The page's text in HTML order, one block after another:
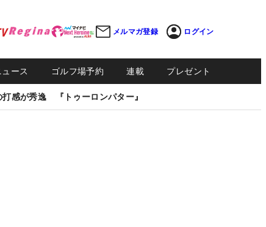
メルマガ登録 ログイン
ース ゴルフ場予約 連載 プレゼント
打感が秀逸 『トゥーロンパター』